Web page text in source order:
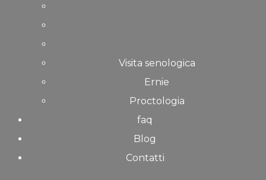
Visita senologica
Ernie
Proctologia
faq
Blog
Contatti